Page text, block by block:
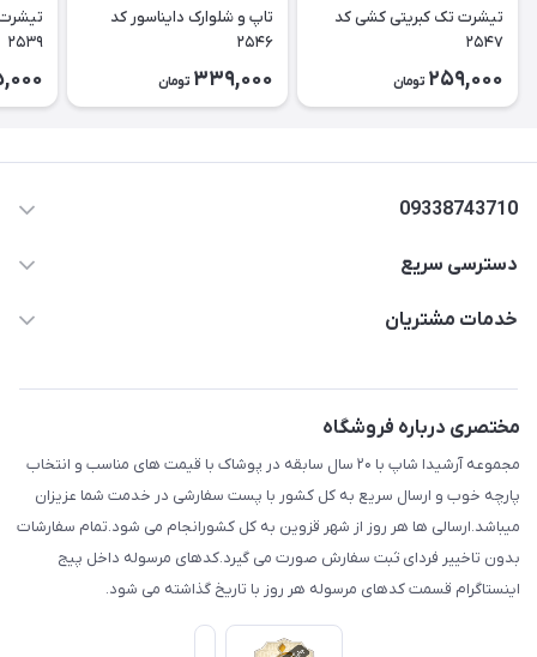
تیشرت تک کبریتی کشی کد
۲۵۴۷
259,000 تومان
تاپ و شلوارک دایناسور کد
۲۵۴۶
339,000 تومان
۲۵۳۹
09338743710
دسترسی سریع
حساب کاربری
لیست محصولات
درباره ما
تماس با ما
خدمات مشتریان
مختصری درباره فروشگاه
مجموعه آرشیدا شاپ با ۲۰ سال سابقه در پوشاک با قیمت های مناسب و انتخاب
پارچه خوب و ارسال سریع به کل کشور با پست سفارشی در خدمت شما عزیزان
میباشد.ارسالی ها هر روز از شهر قزوین به کل کشورانجام می شود.تمام سفارشات
بدون تاخییر فردای ثبت سفارش صورت می گیرد.کدهای مرسوله داخل پیج
اینستاگرام قسمت کدهای مرسوله هر روز با تاریخ گذاشته می شود.